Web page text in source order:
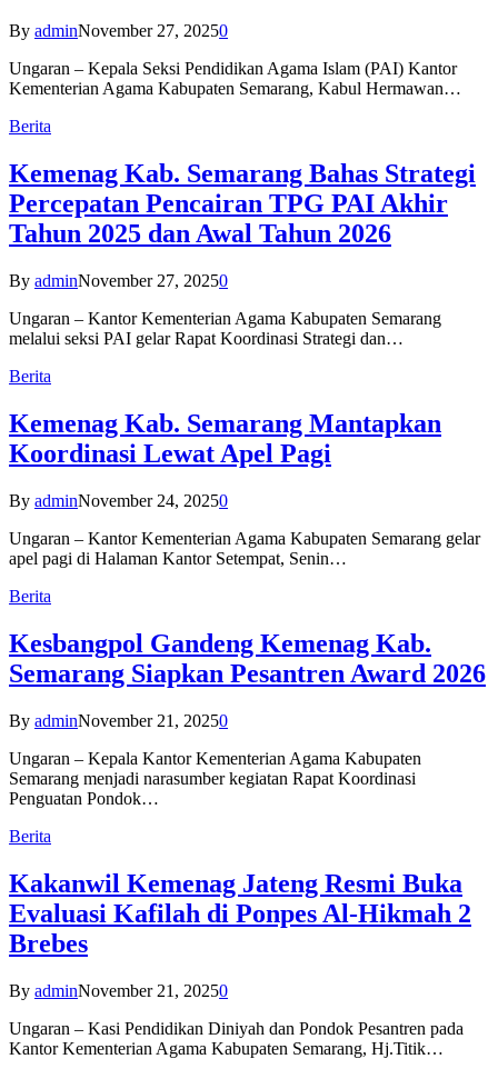
By adminNovember 27, 20250
Ungaran – Kepala Seksi Pendidikan Agama Islam (PAI) Kantor
Kementerian Agama Kabupaten Semarang, Kabul Hermawan…
Berita
Kemenag Kab. Semarang Bahas Strategi
Percepatan Pencairan TPG PAI Akhir
Tahun 2025 dan Awal Tahun 2026
By adminNovember 27, 20250
Ungaran – Kantor Kementerian Agama Kabupaten Semarang
melalui seksi PAI gelar Rapat Koordinasi Strategi dan…
Berita
Kemenag Kab. Semarang Mantapkan
Koordinasi Lewat Apel Pagi
By adminNovember 24, 20250
Ungaran – Kantor Kementerian Agama Kabupaten Semarang gelar
apel pagi di Halaman Kantor Setempat, Senin…
Berita
Kesbangpol Gandeng Kemenag Kab.
Semarang Siapkan Pesantren Award 2026
By adminNovember 21, 20250
Ungaran – Kepala Kantor Kementerian Agama Kabupaten
Semarang menjadi narasumber kegiatan Rapat Koordinasi
Penguatan Pondok…
Berita
Kakanwil Kemenag Jateng Resmi Buka
Evaluasi Kafilah di Ponpes Al-Hikmah 2
Brebes
By adminNovember 21, 20250
Ungaran – Kasi Pendidikan Diniyah dan Pondok Pesantren pada
Kantor Kementerian Agama Kabupaten Semarang, Hj.Titik…